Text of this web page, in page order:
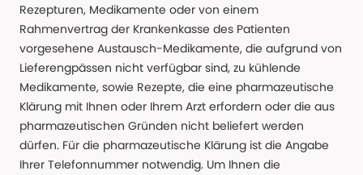
Rezepturen, Medikamente oder von einem
Rahmenvertrag der Krankenkasse des Patienten
vorgesehene Austausch-Medikamente, die aufgrund von
Lieferengpässen nicht verfügbar sind, zu kühlende
Medikamente, sowie Rezepte, die eine pharmazeutische
Klärung mit Ihnen oder Ihrem Arzt erfordern oder die aus
pharmazeutischen Gründen nicht beliefert werden
dürfen. Für die pharmazeutische Klärung ist die Angabe
Ihrer Telefonnummer notwendig. Um Ihnen die